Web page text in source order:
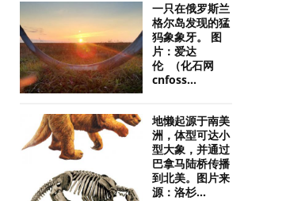
一只在俄罗斯兰
格尔岛发现的猛
犸象象牙。 图
片：爱达
伦 （化石网
cnfoss...
地懒起源于南美
洲，体型可达小
型大象，并通过
巴拿马陆桥传播
到北美。图片来
源：洛杉...